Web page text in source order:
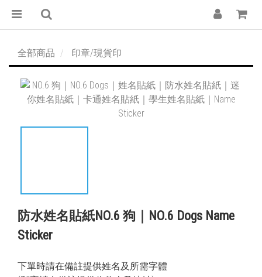
全部商品 印章/現貨印
防水姓名貼紙NO.6 狗｜NO.6 Dogs Name
Sticker
下單時請在備註提供姓名及所需字體